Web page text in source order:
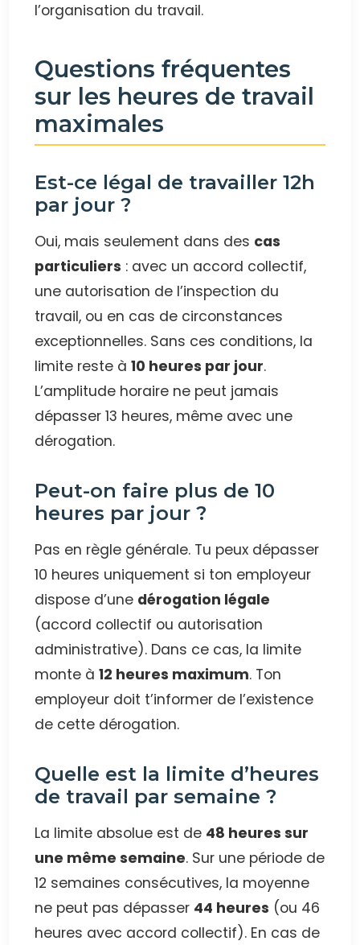
l’organisation du travail.
Questions fréquentes
sur les heures de travail
maximales
Est-ce légal de travailler 12h
par jour ?
Oui, mais seulement dans des cas
particuliers : avec un accord collectif,
une autorisation de l’inspection du
travail, ou en cas de circonstances
exceptionnelles. Sans ces conditions, la
limite reste à10 heures par jour.
L’amplitude horaire ne peut jamais
dépasser 13 heures, même avec une
dérogation.
Peut-on faire plus de 10
heures par jour ?
Pas en règle générale. Tu peux dépasser
10 heures uniquement si ton employeur
dispose d’une dérogation légale
(accord collectif ou autorisation
administrative). Dans ce cas, la limite
monte à12 heures maximum. Ton
employeur doit t’informer de l’existence
de cette dérogation.
Quelle est la limite d’heures
de travail par semaine ?
La limite absolue est de 48 heures sur
une même semaine. Sur une période de
12 semaines consécutives, la moyenne
ne peut pas dépasser 44 heures (ou 46
heures avec accord collectif). En cas de